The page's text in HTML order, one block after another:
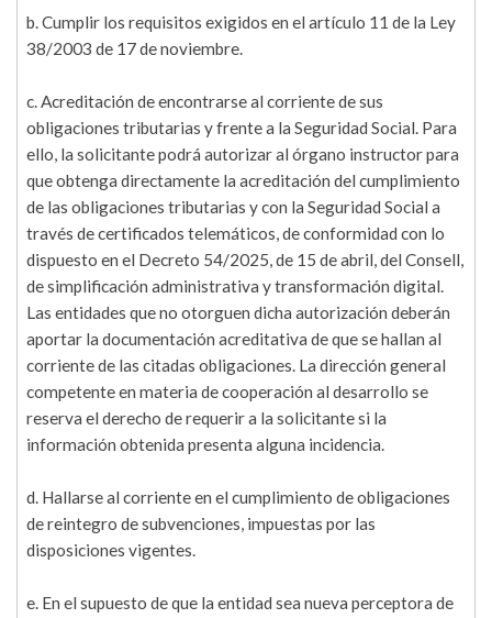
b. Cumplir los requisitos exigidos en el artículo 11 de la Ley
38/2003 de 17 de noviembre.
c. Acreditación de encontrarse al corriente de sus
obligaciones tributarias y frente a la Seguridad Social. Para
ello, la solicitante podrá autorizar al órgano instructor para
que obtenga directamente la acreditación del cumplimiento
de las obligaciones tributarias y con la Seguridad Social a
través de certificados telemáticos, de conformidad con lo
dispuesto en el Decreto 54/2025, de 15 de abril, del Consell,
de simplificación administrativa y transformación digital.
Las entidades que no otorguen dicha autorización deberán
aportar la documentación acreditativa de que se hallan al
corriente de las citadas obligaciones. La dirección general
competente en materia de cooperación al desarrollo se
reserva el derecho de requerir a la solicitante si la
información obtenida presenta alguna incidencia.
d. Hallarse al corriente en el cumplimiento de obligaciones
de reintegro de subvenciones, impuestas por las
disposiciones vigentes.
e. En el supuesto de que la entidad sea nueva perceptora de